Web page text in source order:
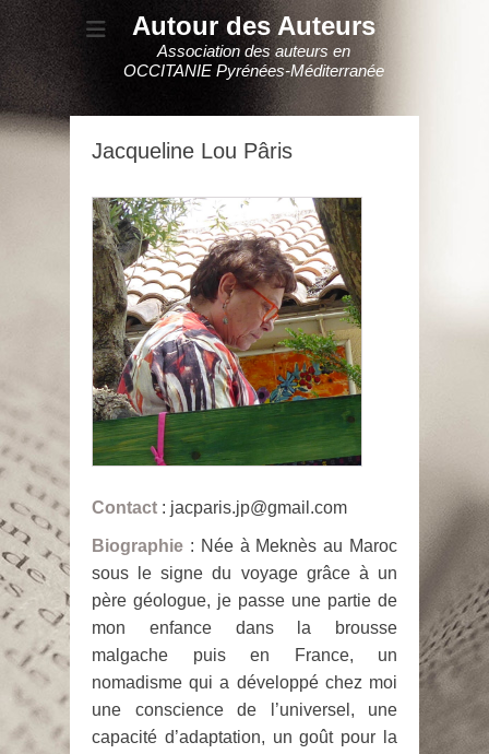
Autour des Auteurs
Association des auteurs en
OCCITANIE Pyrénées-Méditerranée
Jacqueline Lou Pâris
Contact : jacparis.jp@gmail.com
Biographie : Née à Meknès au Maroc
sous le signe du voyage grâce à un
père géologue, je passe une partie de
mon enfance dans la brousse
malgache puis en France, un
nomadisme qui a développé chez moi
une conscience de l’universel, une
capacité d’adaptation, un goût pour la